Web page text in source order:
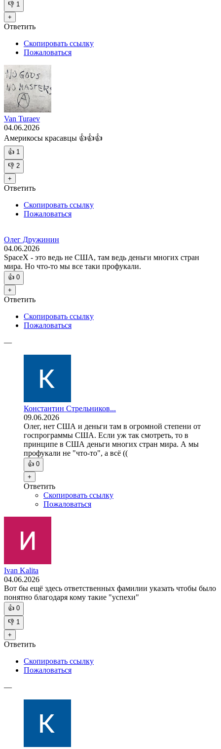
👎 1
+
Ответить
Скопировать ссылку
Пожаловаться
Van Turaev
04.06.2026
Америкосы красавцы 👍👍👍
👍 1
👎 2
+
Ответить
Скопировать ссылку
Пожаловаться
Олег Дружинин
04.06.2026
SpaceX - это ведь не США, там ведь деньги многих стран
мира. Но что-то мы все таки профукали.
👍 0
+
Ответить
Скопировать ссылку
Пожаловаться
—
Константин Стрельников...
09.06.2026
Олег, нет США и деньги там в огромной степени от
госпрограммы США. Если уж так смотреть, то в
принципе в США деньги многих стран мира. А мы
профукали не "что-то", а всё ((
👍 0
+
Ответить
Скопировать ссылку
Пожаловаться
Ivan Kalita
04.06.2026
Вот бы ещё здесь ответственных фамилии указать чтобы было
понятно благодаря кому такие "успехи"
👍 0
👎 1
+
Ответить
Скопировать ссылку
Пожаловаться
—